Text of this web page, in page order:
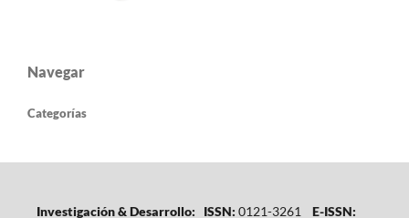
Navegar
Categorías
Investigación & Desarrollo: ISSN: 0121-3261
E-ISSN: